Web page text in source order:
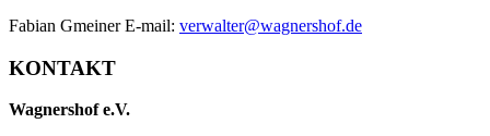
Fabian Gmeiner E-mail: verwalter@wagnershof.de
KONTAKT
Wagnershof e.V.